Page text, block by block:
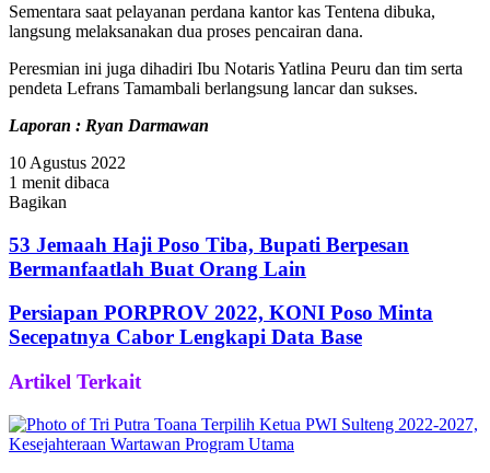
Sementara saat pelayanan perdana kantor kas Tentena dibuka,
langsung melaksanakan dua proses pencairan dana.
Peresmian ini juga dihadiri Ibu Notaris Yatlina Peuru dan tim serta
pendeta Lefrans Tamambali berlangsung lancar dan sukses.
Laporan : Ryan Darmawan
10 Agustus 2022
1 menit dibaca
Bagikan
via
Email
53 Jemaah Haji Poso Tiba, Bupati Berpesan
Bermanfaatlah Buat Orang Lain
Persiapan PORPROV 2022, KONI Poso Minta
Secepatnya Cabor Lengkapi Data Base
Artikel Terkait